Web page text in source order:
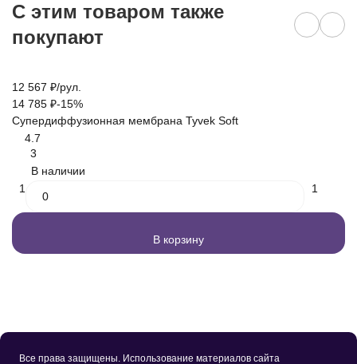
C этим товаром также
покупают
12 567 ₽/рул.
14 785 ₽-15%
Супердиффузионная мембрана Tyvek Soft
4.7
3
В наличии
1
1
В корзину
Все права защищены. Использование материалов сайта